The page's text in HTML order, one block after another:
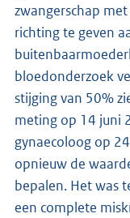
zwangerschap
richting te geven
bloedonderzoek
stijging van 50%
meting op 14 juni
gynaecoloog op
opnieuw de
bepalen. Het was
een complete